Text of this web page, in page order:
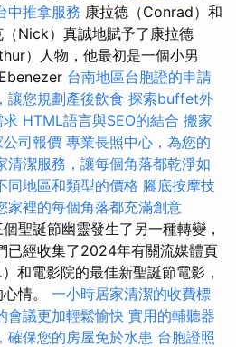
中推拿服務 康拉德（Conrad）和
Nick）真誠地賦予了康拉德
）人物，他最初是一個小男
Ebenezer 台南地區台胞證的申請
讓您規劃產後飲食 探索buffet外
求 HTML語言與SEO的結合 搬家
司報價 專業長照中心，為您的
清潔服務，讓每個角落都乾淨如
同地區和類型的價格 腳底按摩技
家裡的每個角落都充滿創意
聖誕節幽靈發生了另一種轉變，
已經收集了2024年有關流媒體頁
和電影院的最佳新聖誕節電影，
情。 一小時居家清潔的收費標
會議更加輕鬆愉快 實用的輔聽器
確保您的房屋免於水患 台胞證照